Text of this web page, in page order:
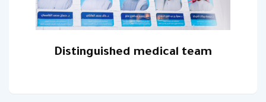
‎Distinguished medical team‎